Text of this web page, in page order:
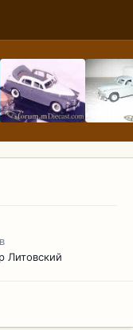
Литовский